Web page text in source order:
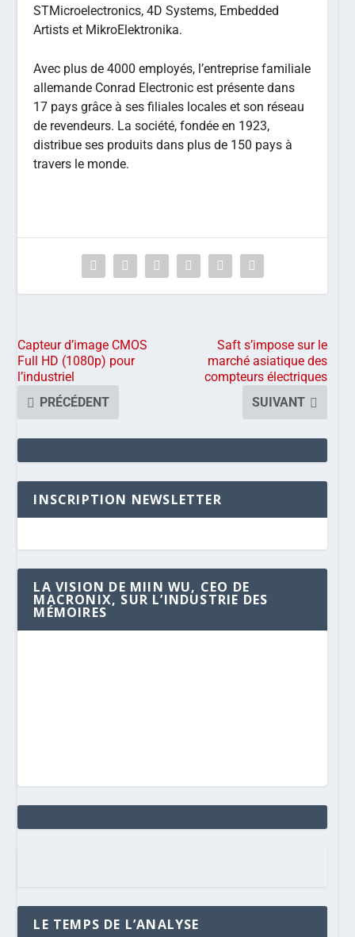
STMicroelectronics, 4D Systems, Embedded
Artists et MikroElektronika.
Avec plus de 4000 employés, l’entreprise familiale
allemande Conrad Electronic est présente dans
17 pays grâce à ses filiales locales et son réseau
de revendeurs. La société, fondée en 1923,
distribue ses produits dans plus de 150 pays à
travers le monde.
Capteur d’image CMOS
Full HD (1080p) pour
l’industriel
PRÉCÉDENT
Saft s’impose sur le
marché asiatique des
compteurs électriques
SUIVANT
INSCRIPTION NEWSLETTER
LA VISION DE MIIN WU, CEO DE
MACRONIX, SUR L’INDUSTRIE DES
MÉMOIRES
LE TEMPS DE L’ANALYSE